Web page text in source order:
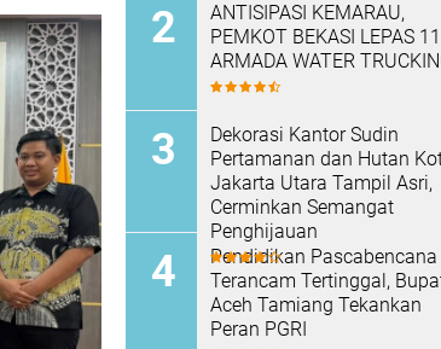
ANTISIPASI KEMARAU,
PEMKOT BEKASI LEPAS 11
ARMADA WATER
Dekorasi Kantor Sudin
Pertamanan dan Hutan
Jakarta Utara Tampil Asri,
Cerminkan Semangat
Penghijauan
Pendidikan Pascabencana
Terancam Tertinggal,
Aceh Tamiang Tekankan
Peran PGRI